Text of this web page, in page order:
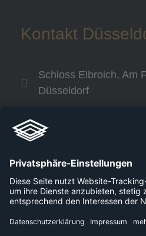
Kontakt
Schloss Elbroich, Am
Düsseldorf
Links
Unternehmen
Plattformen